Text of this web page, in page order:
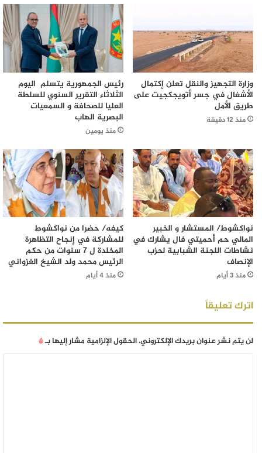
وزارة التجهيز والنقل تعلن إكتمال
الأشغال في جسر أتويجكجيت على
طريق الأمل
منذ 12 دقيقة
رئيس الجمهورية يتسلم اليوم
الثلاثاء التقرير السنوي للسلطة
العليا للصحافة و السمعيات
البصرية الهاب
منذ يومين
نواكشوط/ المستشار و الخبير
المالي حم أحميتي فال يشارك في
نشاطات اللجنة الشبابية لحزب
الإنصاف
منذ 3 أيام
كيفه/ حضرا من نواكشوط
للمشاركة في إنجاح التظاهرة
المخلدة ل 7 سنوات من حكم
الرئيس محمد ولد الشيخ الغزواني
منذ 4 أيام
اترك تعليقاً
لن يتم نشر عنوان بريدك الإلكتروني.الحقول الإلزامية مشار إليها بـ*